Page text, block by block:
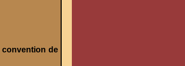
convention de